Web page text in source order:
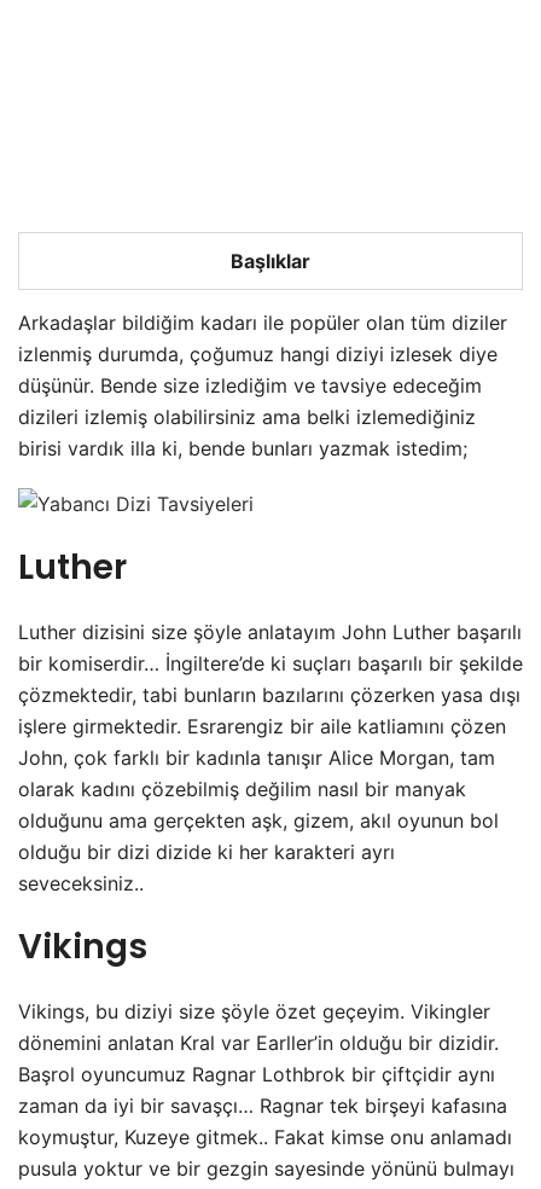
Başlıklar
Arkadaşlar bildiğim kadarı ile popüler olan tüm diziler
izlenmiş durumda, çoğumuz hangi diziyi izlesek diye
düşünür. Bende size izlediğim ve tavsiye edeceğim
dizileri izlemiş olabilirsiniz ama belki izlemediğiniz
birisi vardık illa ki, bende bunları yazmak istedim;
Luther
Luther dizisini size şöyle anlatayım John Luther başarılı
bir komiserdir… İngiltere’de ki suçları başarılı bir şekilde
çözmektedir, tabi bunların bazılarını çözerken yasa dışı
işlere girmektedir. Esrarengiz bir aile katliamını çözen
John, çok farklı bir kadınla tanışır Alice Morgan, tam
olarak kadını çözebilmiş değilim nasıl bir manyak
olduğunu ama gerçekten aşk, gizem, akıl oyunun bol
olduğu bir dizi dizide ki her karakteri ayrı
seveceksiniz..
Vikings
Vikings, bu diziyi size şöyle özet geçeyim. Vikingler
dönemini anlatan Kral var Earller’in olduğu bir dizidir.
Başrol oyuncumuz Ragnar Lothbrok bir çiftçidir aynı
zaman da iyi bir savaşçı… Ragnar tek birşeyi kafasına
koymuştur, Kuzeye gitmek.. Fakat kimse onu anlamadı
pusula yoktur ve bir gezgin sayesinde yönünü bulmayı